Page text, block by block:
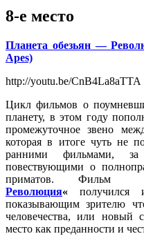
8-е место
Планета обезьян —
Apes)
http://youtu.be/CnB4La8aTTA
Цикл фильмов о
планету, в этом году
промежуточное звено
которая в итоге чуть не
ранними фильмами, за
повествующими о
приматов.
Революция« получился
показывающим зрителю
человечества, или новый
место как преданности и